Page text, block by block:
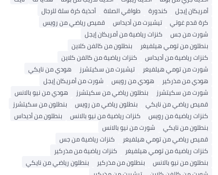
أمريكان إيجل
كندورة طواقي الصلاة
أحذية كرة سلة للرجال
كرة قدم غوتي
تيشيرت من أديداس
قميص رياضي من رويس
شورت من جس
كنزات رياضية من أمريكان إيجل
بنطلون من تومي هيلفيغر
بنطلون من كالفن كلاين
كنزات رياضية من أديداس
كنزات رياضية من كالفن كلاين
شورت من تومي هيلفيغر
تيشيرت من سكيتشرز
هودي من نايكي
هودي من مذركير
هودي من رويس
شورت من أمريكان إيجل
شورت من سكيتشرز
بنطلون رياضي من سكيتشرز
هودي من نيو بالانس
قميص رياضي من نايكي
بنطلون رياضي من رويس
بنطلون من سكيتشرز
كنزات رياضية من رويس
كنزات رياضية من نيو بالانس
بنطلون من أديداس
بنطلون من نايكي
شورت من نيو بالانس
قميص رياضي من تومي هيلفيغر
كنزات رياضية من جس
كنزات رياضية من تومي هيلفيغر
كنزات رياضية من مذركير
بنطلون من نيو بالانس
بنطلون من مذركير
بنطلون رياضي من نايكي